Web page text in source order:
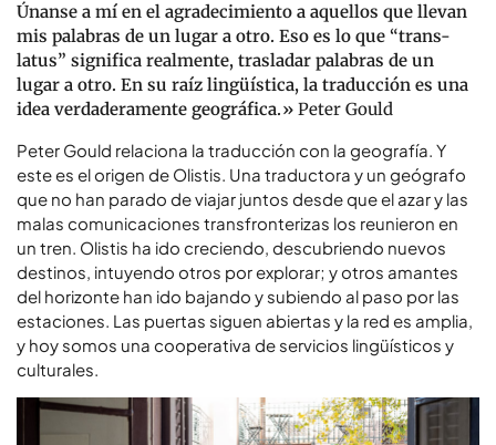
Únanse a mí en el agradecimiento a aquellos que llevan
mis palabras de un lugar a otro. Eso es lo que “trans-
latus” significa realmente, trasladar palabras de un
lugar a otro. En su raíz lingüística, la traducción es una
idea verdaderamente geográfica.» Peter Gould
Peter Gould relaciona la traducción con la geografía. Y
este es el origen de Olistis. Una traductora y un geógrafo
que no han parado de viajar juntos desde que el azar y las
malas comunicaciones transfronterizas los reunieron en
un tren. Olistis ha ido creciendo, descubriendo nuevos
destinos, intuyendo otros por explorar; y otros amantes
del horizonte han ido bajando y subiendo al paso por las
estaciones. Las puertas siguen abiertas y la red es amplia,
y hoy somos una cooperativa de servicios lingüísticos y
culturales.